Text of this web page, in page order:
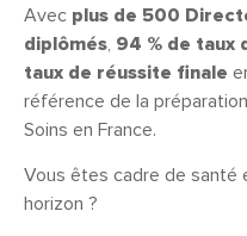
Avec plus de 500
diplômés, 94 % de taux
taux de réussite finale
référence de la
Soins en France.
Vous êtes cadre de santé
horizon ?